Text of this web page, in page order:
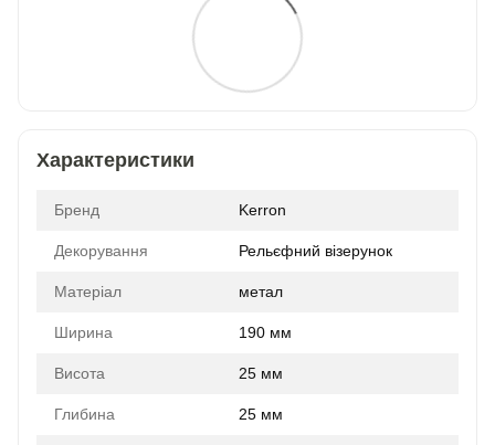
Характеристики
Бренд Kerron
Декорування Рельєфний візерунок
Матеріал метал
Ширина 190 мм
Висота 25 мм
Глибина 25 мм